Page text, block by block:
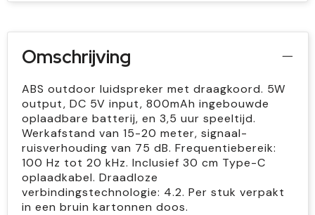
Omschrijving
ABS outdoor luidspreker met draagkoord. 5W
output, DC 5V input, 800mAh ingebouwde
oplaadbare batterij, en 3,5 uur speeltijd.
Werkafstand van 15-20 meter, signaal-
ruisverhouding van 75 dB. Frequentiebereik:
100 Hz tot 20 kHz. Inclusief 30 cm Type-C
oplaadkabel. Draadloze
verbindingstechnologie: 4.2. Per stuk verpakt
in een bruin kartonnen doos.